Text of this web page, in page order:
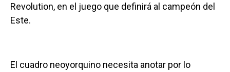
Revolution, en el juego que definirá al campeón del
Este.
El cuadro neoyorquino necesita anotar por lo